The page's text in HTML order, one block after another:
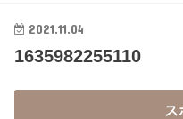
2021.11.04
1635982255110
ス